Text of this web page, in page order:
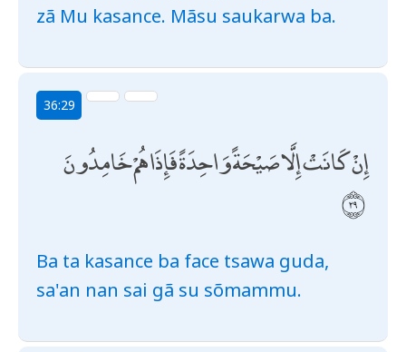
zã Mu kasance. Mãsu saukarwa ba.
36:29
إِنْ كَانَتْ إِلَّا صَيْحَةً وَاحِدَةً فَإِذَا هُمْ خَامِدُونَ
Ba ta kasance ba face tsawa guda,
sa'an nan sai gã su sõmammu.